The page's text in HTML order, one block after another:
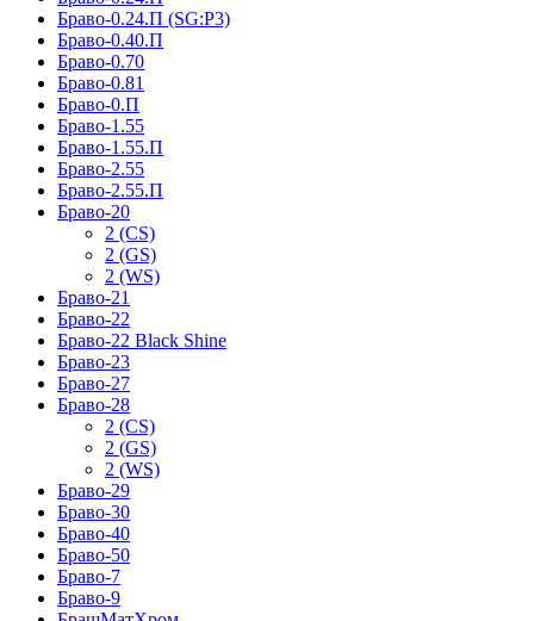
Браво-0.24.П (SG:P3)
Браво-0.40.П
Браво-0.70
Браво-0.81
Браво-0.П
Браво-1.55
Браво-1.55.П
Браво-2.55
Браво-2.55.П
Браво-20
2 (CS)
2 (GS)
2 (WS)
Браво-21
Браво-22
Браво-22 Black Shine
Браво-23
Браво-27
Браво-28
2 (CS)
2 (GS)
2 (WS)
Браво-29
Браво-30
Браво-40
Браво-50
Браво-7
Браво-9